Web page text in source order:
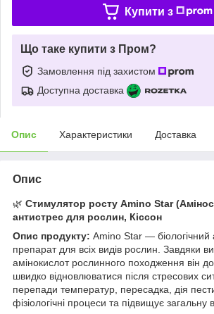
Купити з
Що таке купити з Пром?
Замовлення під захистом
Доступна доставка
Опис Характеристики Доставка
Опис
🌿 Стимулятор росту Amino Star
антистрес для рослин, Кіссон
Опис продукту: Amino Star — біологічний
препарат для всіх видів рослин. Завдяки
амінокислот рослинного походження він
швидко відновлюватися після стресових
перепади температур, пересадка, дія
фізіологічні процеси та підвищує загальну